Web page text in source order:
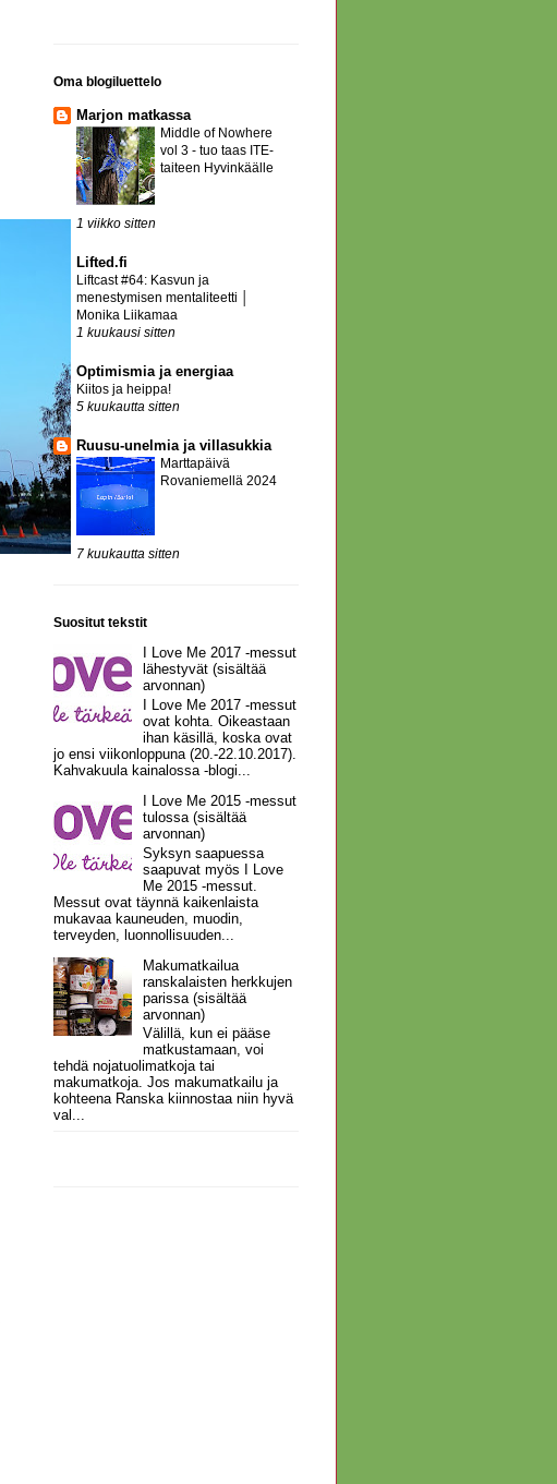
Oma blogiluettelo
Marjon matkassa
Middle of Nowhere
vol 3 - tuo taas ITE-
taiteen Hyvinkäälle
1 viikko sitten
Lifted.fi
Liftcast #64: Kasvun ja
menestymisen mentaliteetti │
Monika Liikamaa
1 kuukausi sitten
Optimismia ja energiaa
Kiitos ja heippa!
5 kuukautta sitten
Ruusu-unelmia ja villasukkia
Marttapäivä
Rovaniemellä 2024
7 kuukautta sitten
Suositut tekstit
I Love Me 2017 -messut
lähestyvät (sisältää
arvonnan)
I Love Me 2017 -messut
ovat kohta. Oikeastaan
ihan käsillä, koska ovat
jo ensi viikonloppuna (20.-22.10.2017).
Kahvakuula kainalossa -blogi...
I Love Me 2015 -messut
tulossa (sisältää
arvonnan)
Syksyn saapuessa
saapuvat myös I Love
Me 2015 -messut.
Messut ovat täynnä kaikenlaista
mukavaa kauneuden, muodin,
terveyden, luonnollisuuden...
Makumatkailua
ranskalaisten herkkujen
parissa (sisältää
arvonnan)
Välillä, kun ei pääse
matkustamaan, voi
tehdä nojatuolimatkoja tai
makumatkoja. Jos makumatkailu ja
kohteena Ranska kiinnostaa niin hyvä
val...